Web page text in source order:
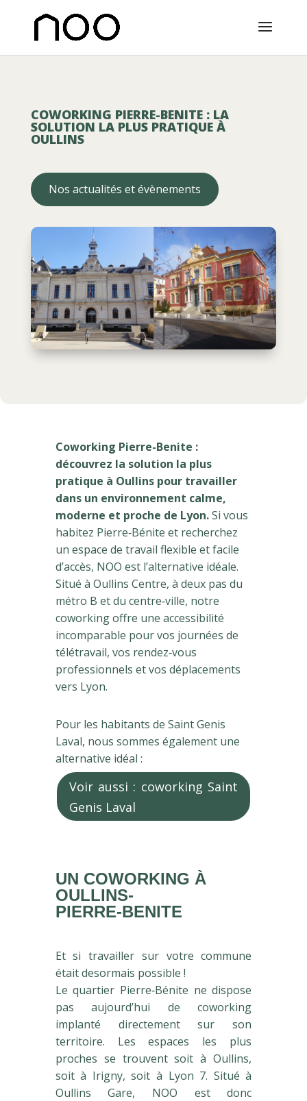
COWORKING PIERRE-BENITE : LA
SOLUTION LA PLUS PRATIQUE À
OULLINS
Nos actualités et évènements
Coworking Pierre-Benite :
découvrez la solution la plus
pratique à Oullins pour travailler
dans un environnement calme,
moderne et proche de Lyon.Si vous
habitez Pierre‑Bénite et recherchez
un espace de travail flexible et facile
d’accès, NOO est l’alternative idéale.
Situé à Oullins Centre, à deux pas du
métro B et du centre‑ville, notre
coworking offre une accessibilité
incomparable pour vos journées de
télétravail, vos rendez‑vous
professionnels et vos déplacements
vers Lyon.
Pour les habitants de Saint Genis
Laval, nous sommes également une
alternative idéal :
Voir aussi : coworking Saint
Genis Laval
UN COWORKING À
OULLINS-
PIERRE‑BENITE
Et si travailler sur votre commune
était desormais possible !
Le quartier Pierre‑Bénite ne dispose
pas aujourd’hui de coworking
implanté directement sur son
territoire. Les espaces les plus
proches se trouvent soit à Oullins,
soit à Irigny, soit à Lyon 7. Situé à
Oullins Gare, NOO est donc